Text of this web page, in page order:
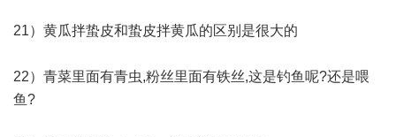
21）黄瓜拌蛰皮和蛰皮拌黄瓜的区别是很大的
22）青菜里面有青虫,粉丝里面有铁丝,这是钓鱼呢?还是喂
鱼?